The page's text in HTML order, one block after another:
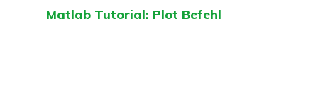
Matlab Tutorial: Plot Befehl